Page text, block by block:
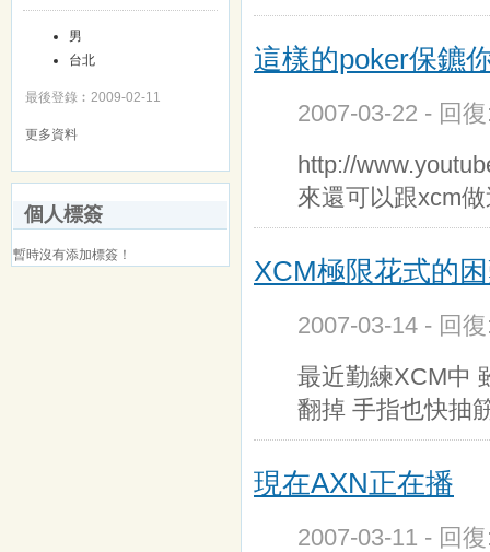
男
台北
最後登錄︰2009-02-11
更多資料
個人標簽
暫時沒有添加標簽！
這樣的poker保鑣
2007-03-22 - 回
http://
來還可以跟xcm
XCM極限花式的
2007-03-14 - 回
最近勤練XCM中
翻掉 手指也快抽
現在AXN正在播
2007-03-11 - 回